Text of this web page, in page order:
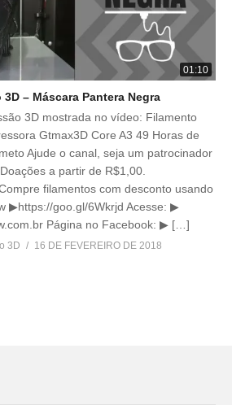
01:10
– Máscara Pantera Negra
3D mostrada no vídeo: Filamento
Gtmax3D Core A3 49 Horas de
Ajude o canal, seja um patrocinador
a partir de R$1,00.
filamentos com desconto usando
▶https://goo.gl/6Wkrjd Acesse: ▶
Página no Facebook: ▶ […]
3D
16 DE FEVEREIRO DE 2018